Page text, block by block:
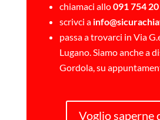
chiamaci allo091 754
scrivci a
passa a trovarci in Via
Lugano. Siamo anche a
Gordola, su
Voglio saperne